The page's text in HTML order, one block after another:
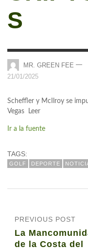
S
MR. GREEN FEE —
21/01/2025
Scheffler y McIlroy se
Vegas Leer
Ir a la fuente
TAGS:
GOLF DEPORTE
PREVIOUS POST
La
de la Costa del